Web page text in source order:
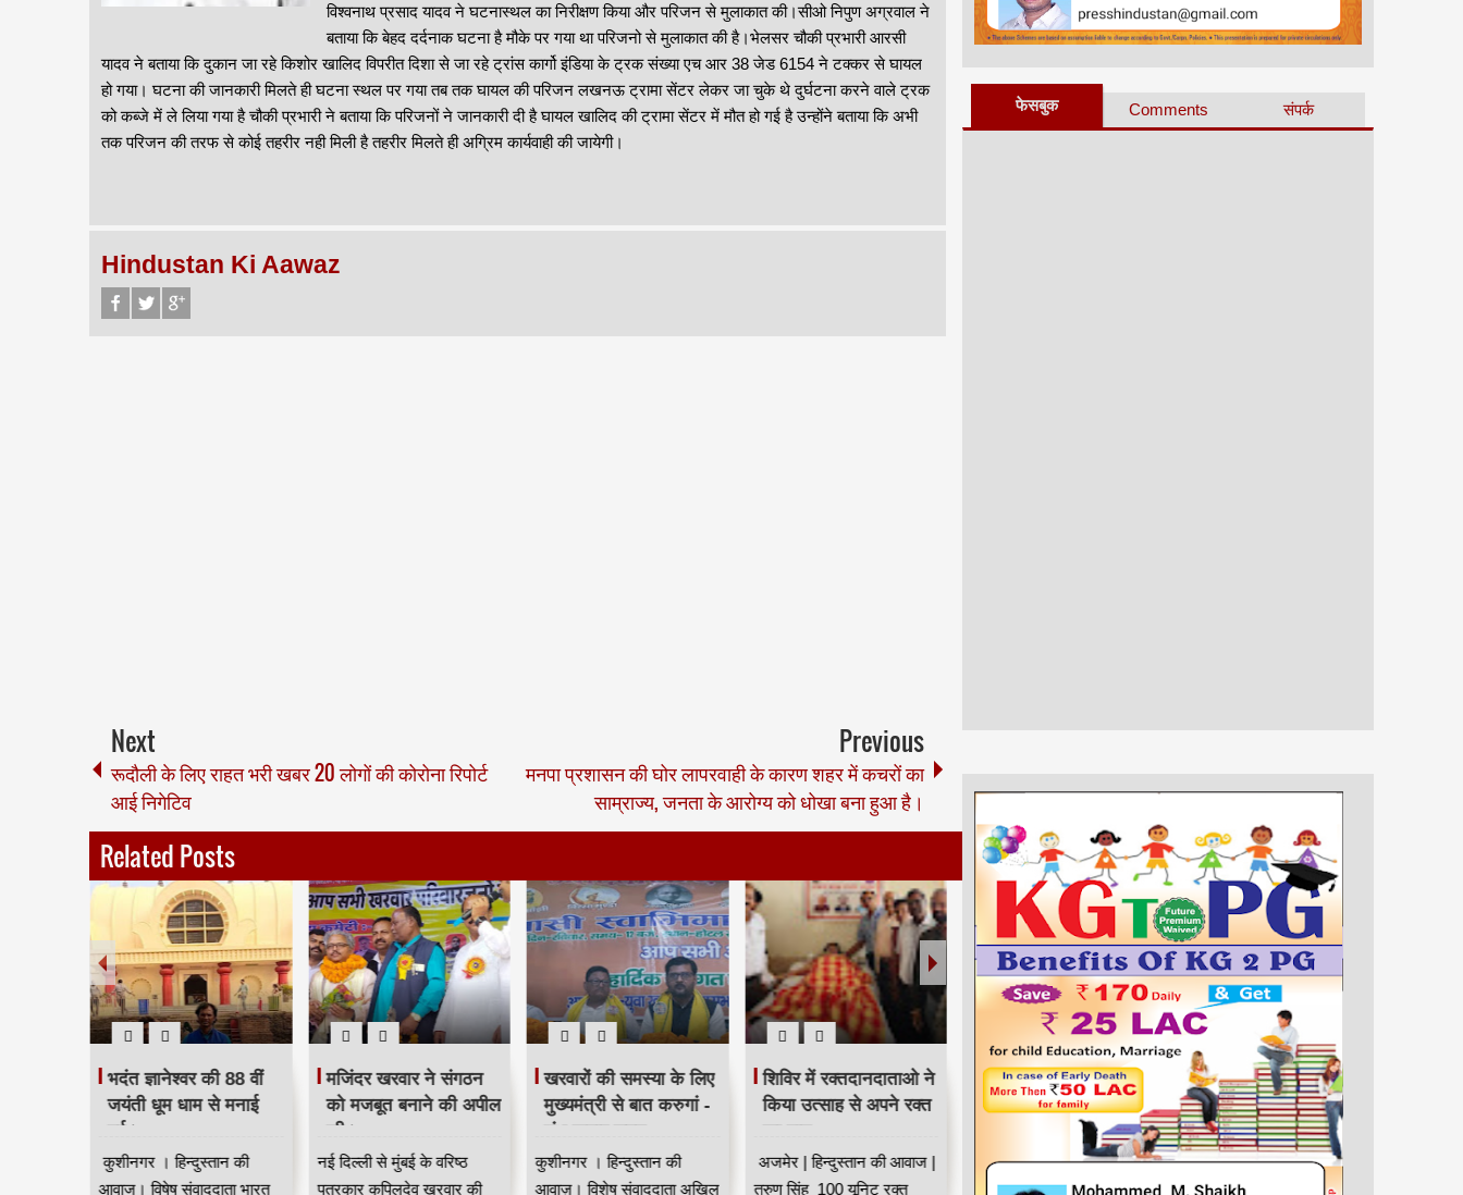
विश्वनाथ प्रसाद यादव ने घटनास्थल का निरीक्षण किया और परिजन से मुलाकात की।सीओ निपुण अग्रवाल ने
बताया कि बेहद दर्दनाक घटना है मौके पर गया था परिजनो से मुलाकात की है।भेलसर चौकी प्रभारी आरसी
यादव ने बताया कि दुकान जा रहे किशोर खालिद विपरीत दिशा से जा रहे ट्रांस कार्गो इंडिया के ट्रक संख्या एच आर 38 जेड 6154 ने टक्कर से घायल
हो गया। घटना की जानकारी मिलते ही घटना स्थल पर गया तब तक घायल की परिजन लखनऊ ट्रामा सेंटर लेकर जा चुके थे दुर्घटना करने वाले ट्रक
को कब्जे में ले लिया गया है चौकी प्रभारी ने बताया कि परिजनों ने जानकारी दी है घायल खालिद की ट्रामा सेंटर में मौत हो गई है उन्होंने बताया कि अभी
तक परिजन की तरफ से कोई तहरीर नही मिली है तहरीर मिलते ही अग्रिम कार्यवाही की जायेगी।
Hindustan Ki Aawaz
Next
रूदौली के लिए राहत भरी खबर 20 लोगों की कोरोना रिपोर्ट
आई निगेटिव
Previous
मनपा प्रशासन की घोर लापरवाही के कारण शहर में कचरों का
साम्राज्य, जनता के आरोग्य को धोखा बना हुआ है।
Related Posts
भदंत ज्ञानेश्वर की 88 वीं
जयंती धूम धाम से मनाई
गई।
कुशीनगर । हिन्दुस्तान की
आवाज। विषेष संवाददाता भारत
मजिंदर खरवार ने संगठन
को मजबूत बनाने की अपील
की।
नई दिल्ली से मुंबई के वरिष्ठ
पत्रकार कपिलदेव खरवार की
खरवारों की समस्या के लिए
मुख्यमंत्री से बात करुगां -
शंभू कुमार सुमन
कुशीनगर । हिन्दुस्तान की
आवाज़। विशेष संवाददाता अखिल
शिविर में रक्तदानदाताओ ने
किया उत्साह से अपने रक्त
का दान
अजमेर | हिन्दुस्तान की आवाज |
तरुण सिंह 100 यूनिट रक्त
फेसबुक Comments संपर्क